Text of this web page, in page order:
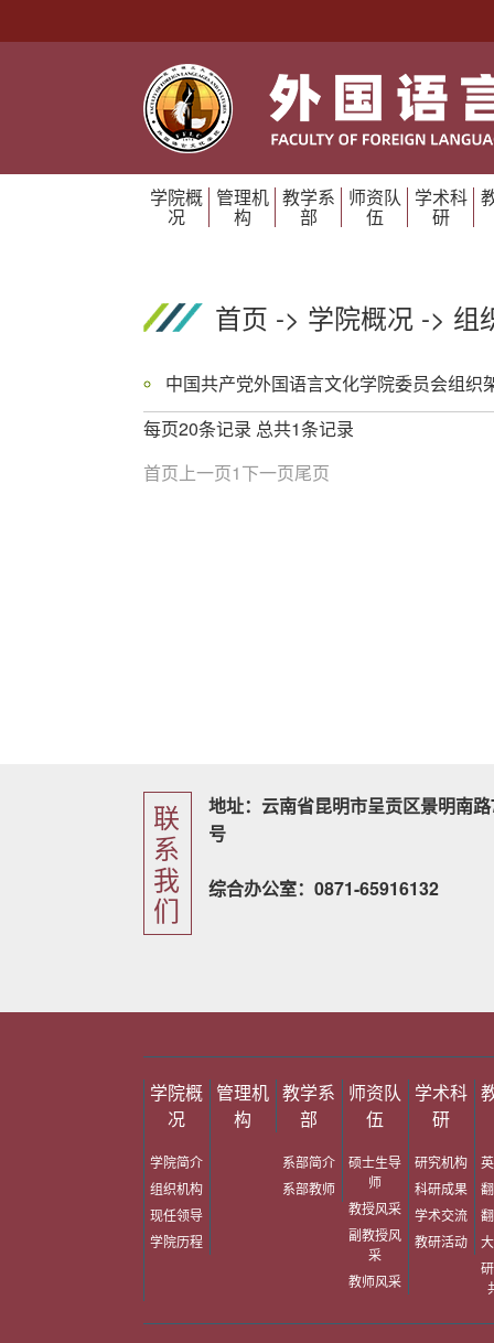
学院概
况
管理机
构
教学系
部
师资队
伍
学术科
研
首页 -> 学院概况 -> 组
每页20条记录 总共1条记录
首页 上一页1下一页尾页
联
系
我
们
地址：云南省昆明市呈贡区景明南
号
综合办公室：0871-65916132
学院概
况
学院简介
组织机构
现任领导
学院历程
管理机
构
教学系
部
系部简介
系部教师
师资队
伍
硕士生导
师
教授风采
副教授风
采
教师风采
学术科
研
研究机构
科研成果
学术交流
教研活动